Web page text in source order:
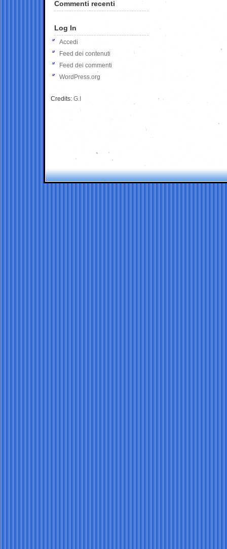
Commenti recenti
Log In
Accedi
Feed dei contenuti
Feed dei commenti
WordPress.org
Credits: G.I